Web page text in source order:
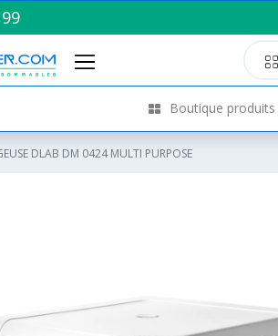
Boutique produits
DLAB DM 0424 MULTI PURPOSE